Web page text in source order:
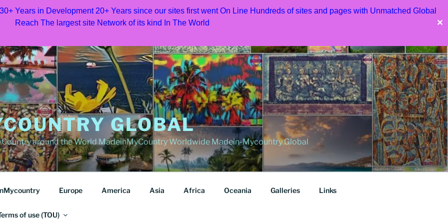
Years in Development 20+ Years since our sites first went On Line Hundreds of sites and pages with Unmatched Global
Reach The largest site Network of its kind In The World
✕
GLOBAL
around the World MadeinMyCountry Worldwide Madein-Mycountry Global
Europe America Asia Africa Oceania Galleries Links
of use (TOU)